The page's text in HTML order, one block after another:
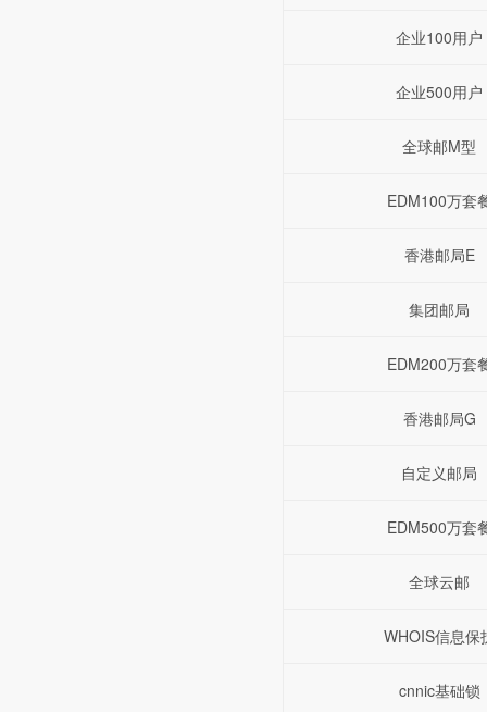
企业100用户
企业500用户
全球邮M型
EDM100万套
香港邮局E
集团邮局
EDM200万套
香港邮局G
自定义邮局
EDM500万套
全球云邮
WHOIS信息保
cnnic基础锁